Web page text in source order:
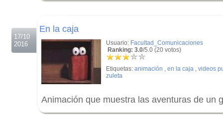
17/10
2016
En la caja
Usuario: Facultad_Comunicaciones
Ranking: 3.0/5.0 (20 votos)
Etiquetas: animación , en la caja , videos
zuleta
Animación que muestra las aventuras de un